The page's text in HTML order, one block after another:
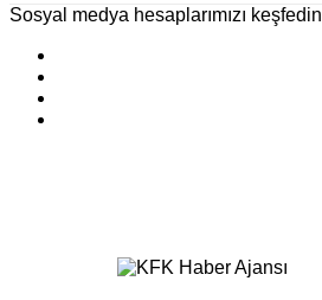
Sosyal medya hesaplarımızı keşfedin